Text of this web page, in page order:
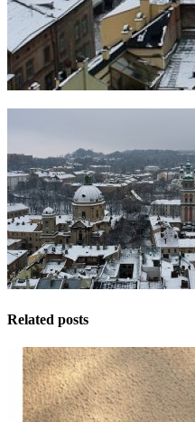
Related posts